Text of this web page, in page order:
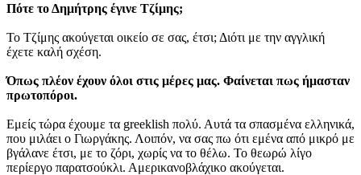
Πότε το Δημήτρης έγινε Τζίμης;
Το Τζίμης ακούγεται οικείο σε σας, έτσι; Διότι με την αγγλική
έχετε καλή σχέση.
Όπως πλέον έχουν όλοι στις μέρες μας. Φαίνεται πως ήμασταν
πρωτοπόροι.
Εμείς τώρα έχουμε τα greeklish πολύ. Αυτά τα σπασμένα ελληνικά,
που μιλάει ο Γιωργάκης. Λοιπόν, να σας πω ότι εμένα από μικρό με
βγάλανε έτσι, με το ζόρι, χωρίς να το θέλω. Το θεωρώ λίγο
περίεργο παρατσούκλι. Αμερικανοβλάχικο ακούγεται.